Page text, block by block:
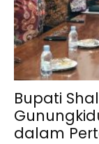
Bupati
dalam